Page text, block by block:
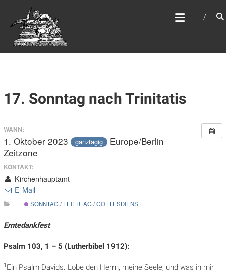
springen
WEBSITE DES
APOSTELAMTES JESU
CHRISTI KÖR
17. Sonntag nach Trinitatis
WANN:
1. Oktober 2023 ganztägig
Europe/Berlin
Zeitzone
KONTAKT:
Kirchenhauptamt
E-Mail
SONNTAG / FEIERTAG / GOTTESDIENST
Erntedankfest
Psalm 103, 1 – 5 (Lutherbibel 1912):
1 Ein Psalm Davids. Lobe den Herrn, meine Seele, und was in mir